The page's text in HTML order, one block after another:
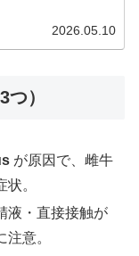
2026.05.10
）
が原因で、雌牛
。
液・直接接触が
意。